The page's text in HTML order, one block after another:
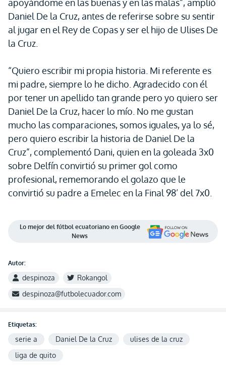
apoyándome en las buenas y en las malas”, amplió
Daniel De la Cruz, antes de referirse sobre su sentir
al jugar en el Rey de Copas y ser el hijo de Ulises De
la Cruz.
“Quiero escribir mi propia historia. Mi referente es
mi padre, siempre lo he dicho. Agradecido con él
por tener un apellido tan grande pero yo quiero ser
Daniel De la Cruz, hacer lo mío. No me gustan
mucho las comparaciones, somos iguales, ya lo sé,
pero quiero escribir la historia de Daniel De la
Cruz”, complementó Dani, quien en la goleada 3x0
sobre Delfín convirtió su primer gol como
profesional, rememorando el golazo que le
convirtió su padre a Emelec en la Final 98’ del 7x0.
Lo mejor del fútbol ecuatoriano en Google
News
Autor:
despinoza
Rokangol
despinoza@futbolecuador.com
Etiquetas:
serie a Daniel De la Cruz
ulises de la cruz
liga de quito